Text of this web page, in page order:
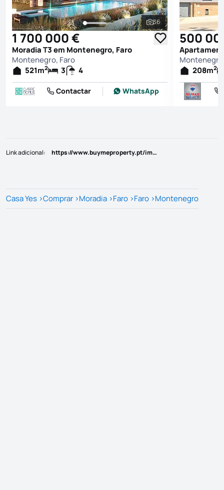
Ver todas as
36
1 700 000 €
Moradia T3 em Montenegro, Faro
Montenegro, Faro
521m2 3 4
Contactar WhatsApp
500
208m2
Link adicional: https://www.buymeproperty.pt/imovel/?rid=19935503
Casa Yes >Comprar >Moradia >Faro >Faro >Montenegro